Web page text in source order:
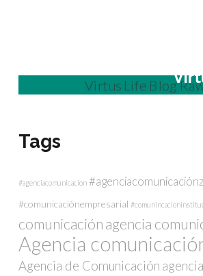
Tags
#agenciacomunicacion
#comunicaciónempresarial
comunicaciónagencia
Agencia
Agencia de Comunicación